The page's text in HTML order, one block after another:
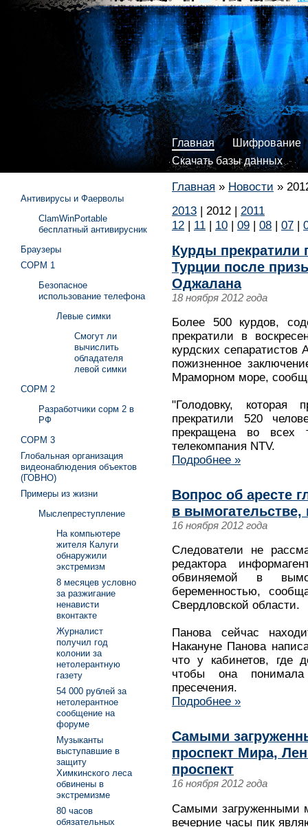
Главная
Шифрование
Скачать базы данных
Главная » Новости »
2013 | 2012 | 2011
12 | 11 | 10 | 09 | 08 | 07 |
Курды прекратили
Турции после
Оджалана
18 ноября 2012 года
Более 500 курдов,
прекратили в
курдских
пожизненное
Мраморном море,
"Голодовку, которая
прекратили 520
прекращена во всех
телекомпания NTV.
Подробнее »
Вопрос об аресте
в
16 ноября 2012 года
Следователи не
редактора
обвиняемой в
беременностью,
Свердловской области.
Панова сейчас
Накануне Панова
что у кабинетов, где
чтобы она
пресечения.
Подробнее »
Самыми
проспект Мира,
проспект
16 ноября 2012 года
Самыми загруженными
вечерние часы пик
Антивирусы и Фаерволы
ClamWinPortable
бесплатный антивирусник
Браузеры
СОРМ 1
Безопасное
использование телефона
Левые симки
Смогут ли
вычислить
обладателя
левой симки
СОРМ 2
Разработчики сорм 2 в
РФ
СОРМ 3
Глобальная организация
видеонаблюдения объектов
(ГОВНО)
Примеры из жизни
Мыслепреступление
На компьютере
жителя Калуги
обнаружили
экстремизм
8 месяцев условно
за разжигание
ненависти
вконтакте
Журналист
получил год
колонии за
нетолерантную
газету
54 000 рублей за
нетолерантное
сообщение на
форуме
Музыканты
выступавшие в
защиту
Химкинского леса
обвинены в
экстремизме
80 часов
обязательных